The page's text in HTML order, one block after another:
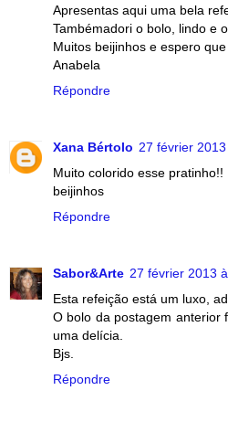
Apresentas aqui uma bela
Tambémadori o bolo, lindo e
Muitos beijinhos e espero
Anabela
Répondre
Xana Bértolo 27 février
Muito colorido esse
beijinhos
Répondre
Sabor&Arte 27 février 2013
Esta refeição está um luxo,
O bolo da postagem anterior
uma delícia.
Bjs.
Répondre